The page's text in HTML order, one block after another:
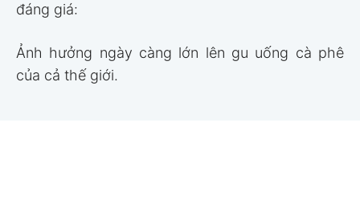
đáng giá:
Ảnh hưởng ngày càng lớn lên gu uống cà phê
của cả thế giới.